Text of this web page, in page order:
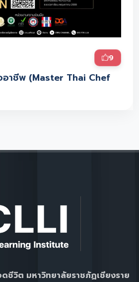
9
อาชีพ (Master Thai Chef
ชีวิต มหาวิทยาลัยราชภัฏเชียงราย